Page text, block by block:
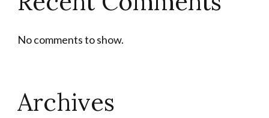
No comments to show.
Archives